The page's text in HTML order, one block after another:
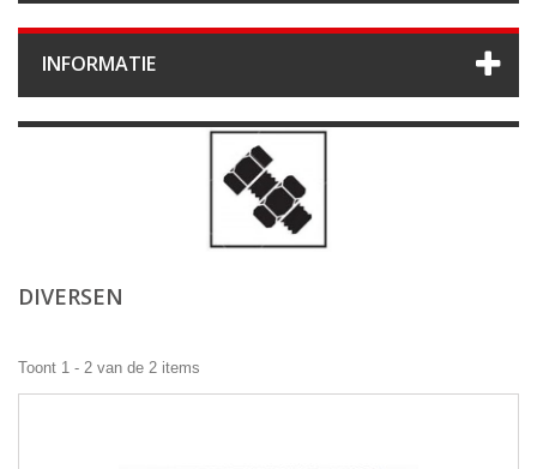
INFORMATIE
DIVERSEN
Toont 1 - 2 van de 2 items